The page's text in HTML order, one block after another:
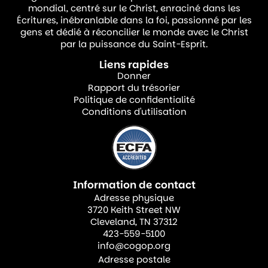
17:21).
Jésus lie la crédibilité de notre témoignage
à la réalité de notre unité. En d’autres
termes, la capacité du monde à croire est
liée à celle de l’Église à vivre comme une
seule personne.
Cette unité n’est pas quelque chose que
nous fabriquons uniquement par l’effort
humain. Les Écritures nous rappellent que
l’unité est d’abord un don avant d’être une
responsabilité. Paul écrit dans Éphésiens 4:3
que nous devons nous efforcer « de
conserver l’unité de l’esprit par le lien de la
mondial, centré sur le Christ, enraciné dans les
Écritures, inébranlable dans la foi, passionné par les
gens et dédié à réconcilier le monde avec le Christ
par la puissance du Saint-Esprit.
Liens rapides
Donner
Rapport du trésorier
Politique de confidentialité
Conditions d'utilisation
Information de contact
Adresse physique
3720 Keith Street NW
Cleveland, TN 37312
423-559-5100
info@cogop.org
Adresse postale